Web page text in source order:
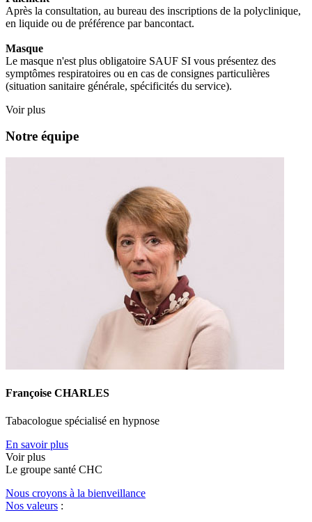
Après la consultation, au bureau des inscriptions de la polyclinique,
en liquide ou de préférence par bancontact.
Masque
Le masque n'est plus obligatoire SAUF SI vous présentez des
symptômes respiratoires ou en cas de consignes particulières
(situation sanitaire générale, spécificités du service).
Voir plus
Notre équipe
Françoise CHARLES
Tabacologue spécialisé en hypnose
En savoir plus
Voir plus
Le groupe santé CHC
Nous croyons à la bienveillance
Nos valeurs :